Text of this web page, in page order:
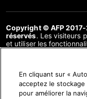
Copyright © AFP
réservés. Les visiteurs
et utiliser les
communication au
soit, sans licence
éléments analysés
présentés ou font
En cliquant sur «
acceptez le
pour améliorer la